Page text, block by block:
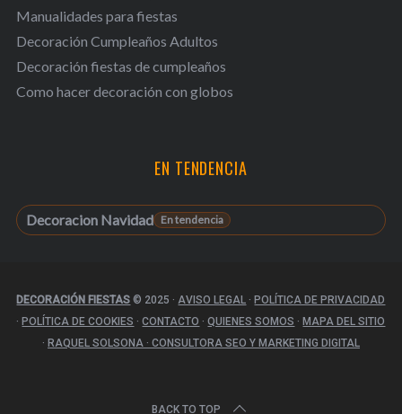
Manualidades para fiestas
Decoración Cumpleaños Adultos
Decoración fiestas de cumpleaños
Como hacer decoración con globos
EN TENDENCIA
Decoracion Navidad
DECORACIÓN FIESTAS © 2025 · AVISO LEGAL · POLÍTICA DE PRIVACIDAD
· POLÍTICA DE COOKIES · CONTACTO · QUIENES SOMOS · MAPA DEL SITIO
· RAQUEL SOLSONA · CONSULTORA SEO Y MARKETING DIGITAL
BACK TO TOP